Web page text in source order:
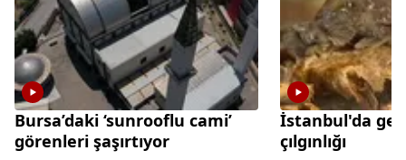
Bursa’daki ‘sunrooflu cami’
görenleri şaşırtıyor
İstanbul'da
çılgınlığı